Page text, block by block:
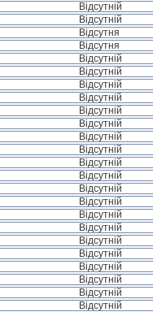
Відсутній
Відсутній
Відсутня
Відсутня
Відсутній
Відсутній
Відсутній
Відсутній
Відсутній
Відсутній
Відсутній
Відсутній
Відсутній
Відсутній
Відсутній
Відсутній
Відсутній
Відсутній
Відсутній
Відсутній
Відсутній
Відсутній
Відсутній
Відсутній